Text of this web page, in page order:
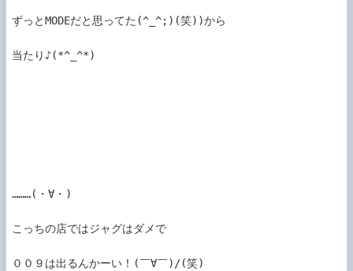
ずっとMODEだと思ってた(^_^;)(笑))から
当たり♪(*^_^*)
………(・∀・)
こっちの店ではジャグはダメで
００９は出るんかーい！(￣∀￣)/(笑)